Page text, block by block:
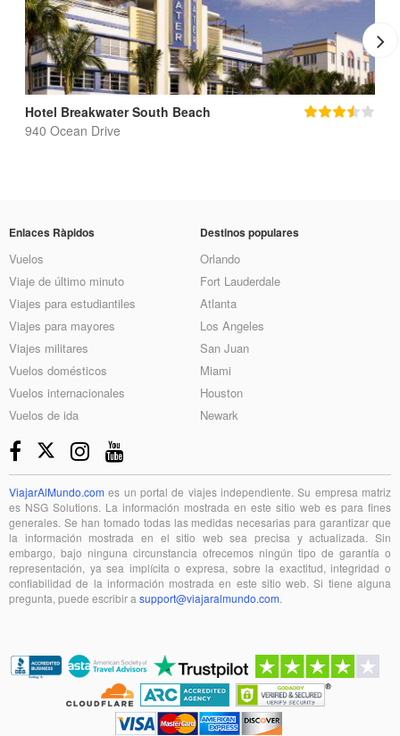
Hotel Breakwater South Beach
940 Ocean Drive
Enlaces Ràpidos
Vuelos
Viaje de último minuto
Viajes para estudiantiles
Viajes para mayores
Viajes militares
Vuelos domésticos
Vuelos internacionales
Vuelos de ida
Destinos populares
Orlando
Fort Lauderdale
Atlanta
Los Angeles
San Juan
Miami
Houston
Newark
ViajarAlMundo.com es un portal de viajes independiente. Su empresa matriz
es NSG Solutions. La información mostrada en este sitio web es para fines
generales. Se han tomado todas las medidas necesarias para garantizar que
la información mostrada en el sitio web sea precisa y actualizada. Sin
embargo, bajo ninguna circunstancia ofrecemos ningún tipo de garantía o
representación, ya sea implícita o expresa, sobre la exactitud, integridad o
confiabilidad de la información mostrada en este sitio web. Si tiene alguna
pregunta, puede escribir a support@viajaralmundo.com.